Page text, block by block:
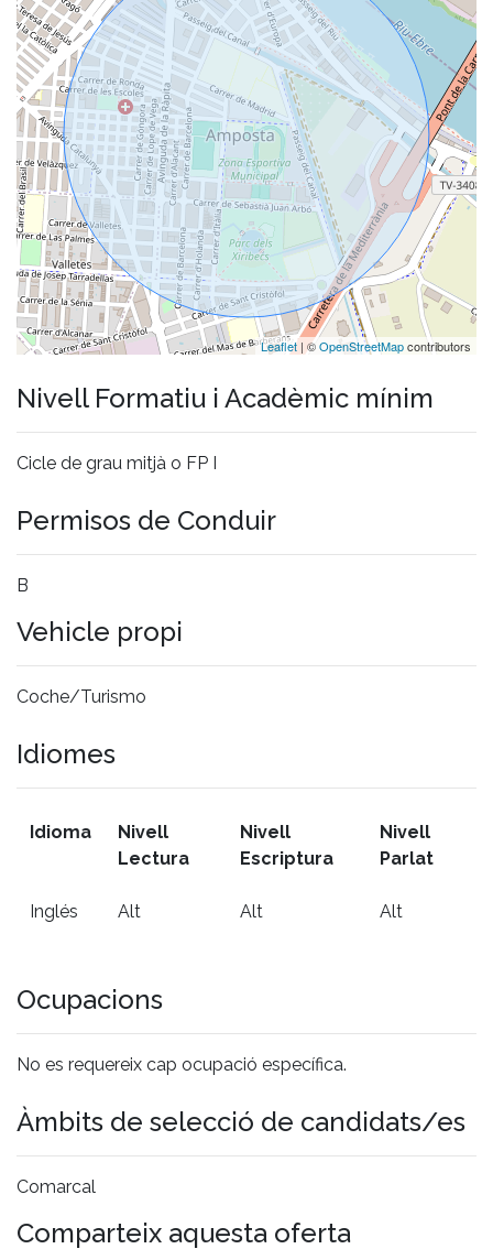
Leaflet | ©OpenStreetMapcontributors
Nivell Formatiu i Acadèmic mínim
Cicle de grau mitjà o FP I
Permisos de Conduir
B
Vehicle propi
Coche/Turismo
Idiomes
Idioma
Nivell
Lectura
Nivell
Escriptura
Nivell
Parlat
Inglés Alt Alt Alt
Ocupacions
No es requereix cap ocupació específica.
Àmbits de selecció de candidats/es
Comarcal
Comparteix aquesta oferta